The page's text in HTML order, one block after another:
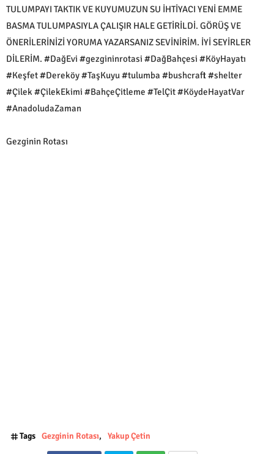
TULUMPAYI TAKTIK VE KUYUMUZUN SU İHTİYACI YENİ EMME
BASMA TULUMPASIYLA ÇALIŞIR HALE GETİRİLDİ. GÖRÜŞ VE
ÖNERİLERİNİZİ YORUMA YAZARSANIZ SEVİNİRİM. İYİ SEYİRLER
DİLERİM. #DağEvi #gezgininrotasi #DağBahçesi #KöyHayatı
#Keşfet #Dereköy #TaşKuyu #tulumba #bushcraft #shelter
#Çilek #ÇilekEkimi #BahçeÇitleme #TelÇit #KöydeHayatVar
#AnadoludaZaman
Gezginin Rotası
Tags Gezginin Rotası Yakup Çetin